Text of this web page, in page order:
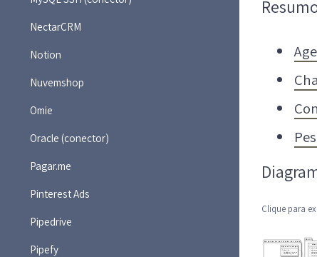
NectarCRM
Notion
Nuvemshop
Omie
Oracle (conector)
Pagar.me
Pinterest Ads
Pipedrive
Pipefy
Clique para